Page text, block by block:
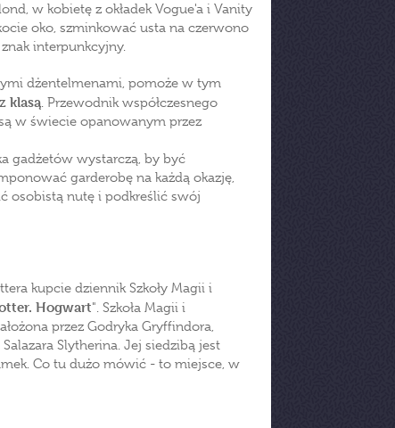
w kobietę z okładek Vogue'a i Vanity
oko, szminkować usta na czerwono
interpunkcyjny.
dżentelmenami, pomoże w tym
klasą. Przewodnik współczesnego
w świecie opanowanym przez
gadżetów wystarczą, by być
garderobę na każdą okazję,
osobistą nutę i podkreślić swój
kupcie dziennik Szkoły Magii i
Hogwart". Szkoła Magii i
przez Godryka Gryffindora,
Slytherina. Jej siedzibą jest
Co tu dużo mówić - to miejsce, w